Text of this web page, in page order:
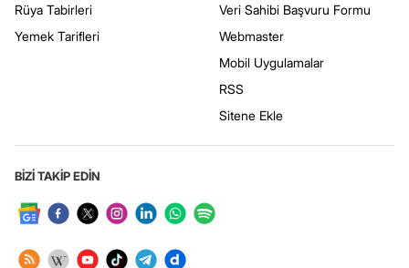
Rüya Tabirleri
Yemek Tarifleri
Veri Sahibi Başvuru Formu
Webmaster
Mobil Uygulamalar
RSS
Sitene Ekle
BİZİ TAKİP EDİN